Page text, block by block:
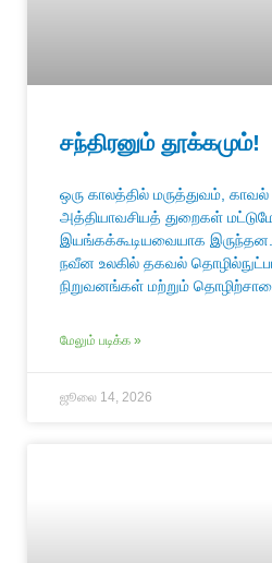
சந்திரனும் தூக்கமும்!
ஒரு காலத்தில் மருத்துவம்,
அத்தியாவசியத் துறைகள்
இயங்கக்கூடியவையாக
நவீன உலகில் தகவல்
நிறுவனங்கள் மற்றும்
மேலும் படிக்க »
ஜூலை 14, 2026